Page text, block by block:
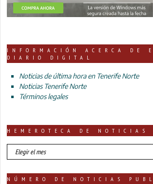
INFORMACIÓN ACERCA DE
DIARIO DIGITAL
Noticias de última hora en Tenerife Norte
Noticias Tenerife Norte
Términos legales
HEMEROTECA DE NOTICIAS
HEMEROTECA
DE
NÚMERO DE NOTICIAS